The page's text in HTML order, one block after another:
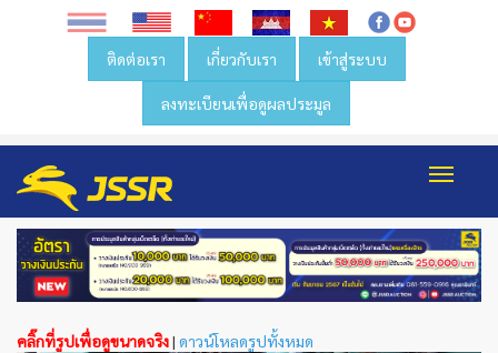
ติดต่อเรา เกี่ยวกับเรา เข้าสู่ระบบ
ลงทะเบียนเพื่อดูผลประมูล
คลิ๊กที่รูปเพื่อดูขนาดจริง| ดาวน์โหลดรูปทั้งหมด